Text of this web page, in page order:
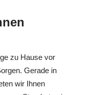
zu Hause vor
Gerade in
wir Ihnen